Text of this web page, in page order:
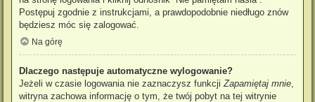
Postępuj zgodnie z instrukcjami, a prawdopodobnie niedługo znów
będziesz móc się zalogować.
Na górę
Dlaczego następuje automatyczne wylogowanie?
Jeżeli w czasie logowania nie zaznaczysz funkcji Zapamiętaj mnie
witryna zachowa informację o tym, że twój pobyt na tej witrynie